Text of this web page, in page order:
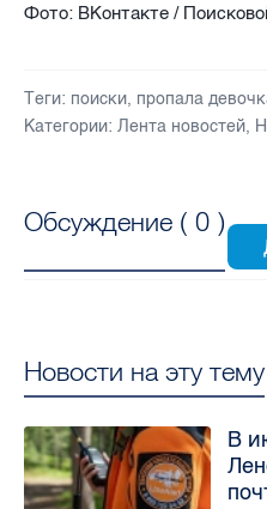
Фото: ВКонтакте /
Теги: поиски, пропала
Категории: Лента новостей,
Обсуждение ( 0 )
Новости на эту тему
В